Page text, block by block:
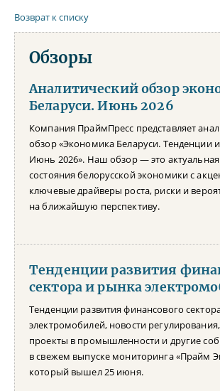
Возврат к списку
Обзоры
Аналитический обзор
Беларуси. Июнь 2026
Компания ПраймПресс представляет
обзор «Экономика Беларуси. Тенденции
Июнь 2026». Наш обзор — это
состояния белорусской экономики с
ключевые драйверы роста, риски и
на ближайшую перспективу.
Тенденции развития
сектора и рынка
Тенденции развития финансового
электромобилей, новости
проекты в промышленности и другие
в свежем выпуске мониторинга «Прайм
который вышел 25 июня.